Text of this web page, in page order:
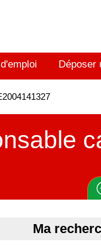
Déposer
Ma